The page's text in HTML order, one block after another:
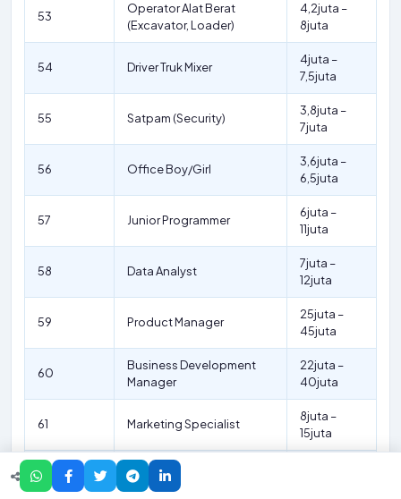
53
Operator Alat Berat
(Excavator, Loader)
4,2juta –
8juta
54 Driver Truk Mixer
4juta –
7,5juta
55 Satpam (Security)
3,8juta –
7juta
56 Office Boy/Girl
3,6juta –
6,5juta
57 Junior Programmer
6juta –
11juta
58 Data Analyst
7juta –
12juta
59 Product Manager
25juta –
45juta
60
Business Development
Manager
22juta –
40juta
61 Marketing Specialist
8juta –
15juta
62 Sales Manager